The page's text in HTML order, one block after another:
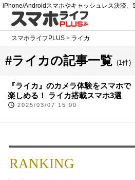
iPhone/Androidスマホやキャッシュレス決済
スマホライフPLUS > ライカ
#ライカの記事一覧 (1件)
『ライカ』のカメラ体験をスマホで
楽しめる！ ライカ搭載スマホ3選
2025/03/07 15:00
RANKING